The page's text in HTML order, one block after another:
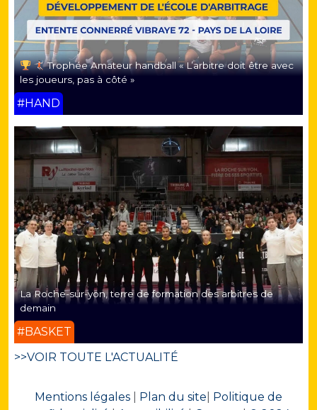
Trophée Amateur handball « L’arbitre doit être avec
les joueurs, pas à côté »
#HAND
La Roche-sur-yon, terre de formation des arbitres de
demain
#BASKET
>>VOIR TOUTE L'ACTUALITÉ
Mentions légales Plan du site
Politique de